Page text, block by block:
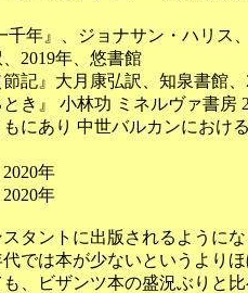
千年』、ジョナサン・ハリス
2019年、悠書館
記』大月康弘訳、知泉書館、
き』 小林功 ミネルヴァ書房
もにあり 中世バルカンにおけ
年
年
タントに出版されるように
では本が少ないというより
、ビザンツ本の盛況ぶりと